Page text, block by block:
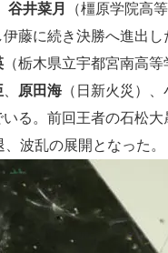
谷井菜月 （橿原学院高
藤に続き決勝へ進出し
（栃木県立宇都宮南高
原田海 （日新火災）
る。前回王者の石松
波乱の展開となった。